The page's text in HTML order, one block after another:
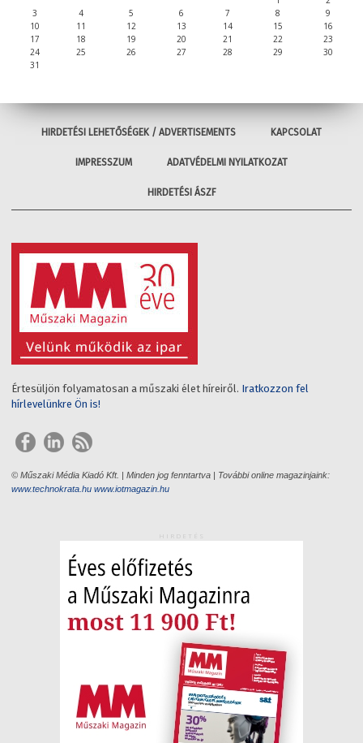
3
4 5 6 7 8
9
10
11 12 13 14 15
16
17
18 19 20 21 22
23
24
25 26 27 28 29
30
31
HIRDETÉSI LEHETŐSÉGEK / ADVERTISEMENTS KAPCSOLAT
IMPRESSZUM ADATVÉDELMI NYILATKOZAT
HIRDETÉSI ÁSZF
Értesüljön folyamatosan a műszaki élet híreiről. Iratkozzon fel
hírlevelünkre Ön is!
© Műszaki Média Kiadó Kft. | Minden jog fenntartva | További online magazinjaink:
www.technokrata.hu www.iotmagazin.hu
HIRDETÉS